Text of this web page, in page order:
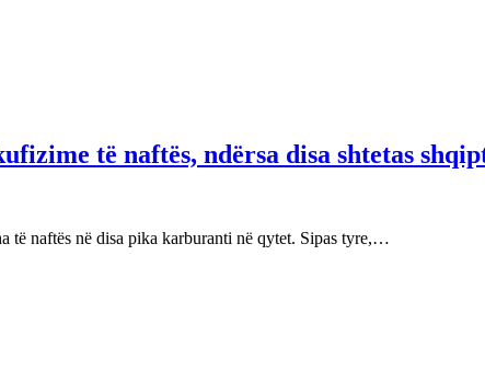
të naftës, ndërsa disa shtetas
të naftës në disa pika karburanti në qytet. Sipas tyre,…